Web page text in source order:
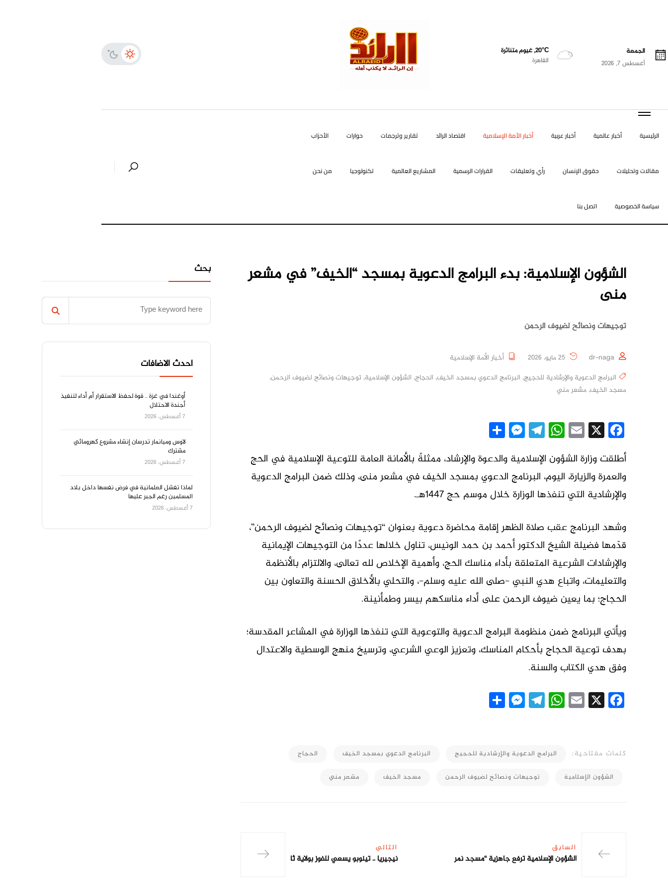
الجمعة
أغسطس 7, 2026
20°C, غيوم متناثرة
القاهرة
الرئيسية أخبار عالمية أخبار عربية أخبار الأمة الإسلامية اقتصاد الرائد تقارير وترجمات حوارات الأحزاب
مقالات وتحليلات حقوق الإنسان رأي وتعليقات القرارات الرسمية المشاريع العالمية تكنولوجيا من نحن
سياسة الخصوصية اتصل بنا
الشؤون الإسلامية: بدء البرامج الدعوية بمسجد “الخيف” في مشعر
منى
توجيهات ونصائح لضيوف الرحمن
dr-naga
أخبار الأمة الإسلامية
البرامج الدعوية والإرشادية للحجيج, البرنامج الدعوي بمسجد الخيف, الحجاج, الشؤون الإسلامية, توجيهات ونصائح لضيوف الرحمن,
مسجد الخيف, مشعر مني
Facebook
X
Email
WhatsApp
Telegram
Messenger
أطلقت وزارة الشؤون الإسلامية والدعوة والإرشاد، ممثلةً بالأمانة العامة للتوعية الإسلامية في الحج
والعمرة والزيارة، اليوم، البرنامج الدعوي بمسجد الخيف في مشعر منى، وذلك ضمن البرامج الدعوية
والإرشادية التي تنفذها الوزارة خلال موسم حج 1447هـ.
وشهد البرنامج عقب صلاة الظهر إقامة محاضرة دعوية بعنوان “توجيهات ونصائح لضيوف الرحمن”،
قدّمها فضيلة الشيخ الدكتور أحمد بن حمد الونيس، تناول خلالها عددًا من التوجيهات الإيمانية
والإرشادات الشرعية المتعلقة بأداء مناسك الحج، وأهمية الإخلاص لله تعالى، والالتزام بالأنظمة
والتعليمات، واتباع هدي النبي -صلى الله عليه وسلم-، والتحلي بالأخلاق الحسنة والتعاون بين
الحجاج؛ بما يعين ضيوف الرحمن على أداء مناسكهم بيسر وطمأنينة.
ويأتي البرنامج ضمن منظومة البرامج الدعوية والتوعوية التي تنفذها الوزارة في المشاعر المقدسة؛
بهدف توعية الحجاج بأحكام المناسك، وتعزيز الوعي الشرعي، وترسيخ منهج الوسطية والاعتدال
وفق هدي الكتاب والسنة.
Facebook
X
Email
WhatsApp
Telegram
Messenger
كلمات مفتاحية: البرامج الدعوية والإرشادية للحجيج البرنامج الدعوي بمسجد الخيف الحجاج
الشؤون الإسلامية توجيهات ونصائح لضيوف الرحمن مسجد الخيف مشعر مني
السابق
الشؤون الإسلامية ترفع جاهزية “مسجد نمر
التالي
نيجيريا .. تينوبو يسعي للفوز بولاية ثا
بحث
احدث الاضافات
أوغندا في غزة .. قوة لحفظ الاستقرار أم أداء لتنفيذ
أجندة الاحتلال
7 أغسطس، 2026
لاوس وميانمار تدرسان إنشاء مشروع كهرومائي
مشترك
7 أغسطس، 2026
لماذا تفشل العلمانية في فرض نفسها داخل بلاد
المسلمين رغم الجبر عليها
7 أغسطس، 2026